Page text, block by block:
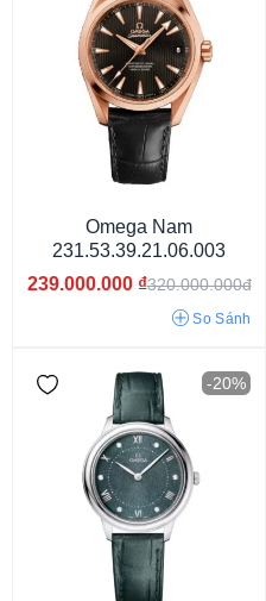
Kim (Analog) Kim - điện tử
Pin/Quartz Cơ
Omega Nam
231.53.39.21.06.003
239.000.000 ₫320.000.000đ
So Sánh
-20%